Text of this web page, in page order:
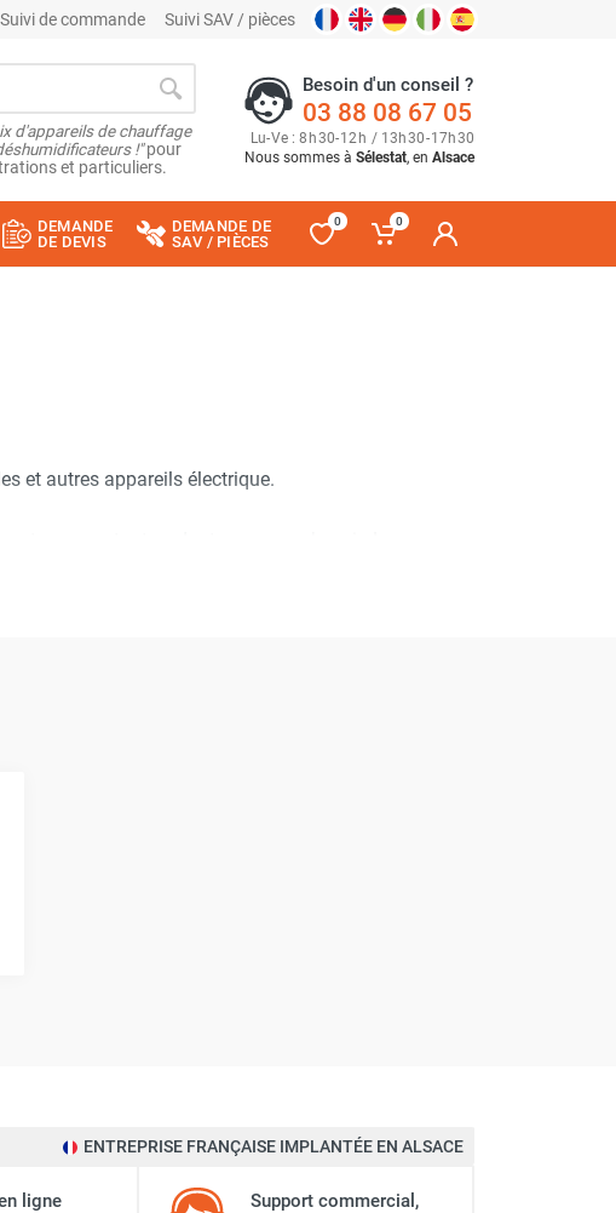
Suivi de commande Suivi SAV / pièces
d'appareils de chauffage
!"pour
et particuliers.
Besoin d'un conseil ?
03 88 08 67 05
Lu-Ve : 8h30-12h / 13h30-17h30
Nous sommes à Sélestat, en Alsace
DEMANDE
DE DEVIS
DEMANDE DE
SAV / PIÈCES
0 0
et autres appareils électrique.
ENTREPRISE FRANÇAISE IMPLANTÉE EN ALSACE
ligne
Support commercial,